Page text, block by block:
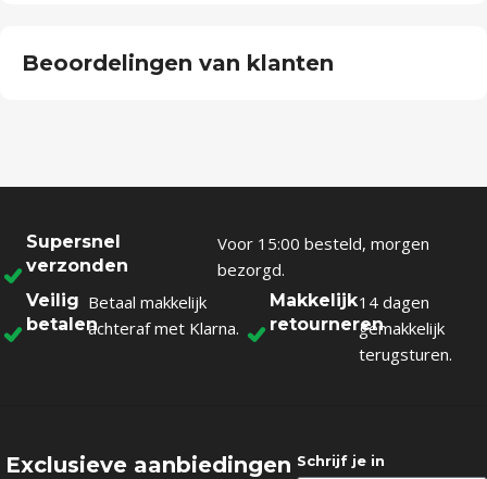
Beoordelingen van klanten
Supersnel
verzonden
Voor 15:00 besteld, morgen
bezorgd.
Veilig
betalen
Betaal makkelijk
achteraf met Klarna.
Makkelijk
retourneren
14 dagen
gemakkelijk
terugsturen.
Exclusieve aanbiedingen Schrijf je in